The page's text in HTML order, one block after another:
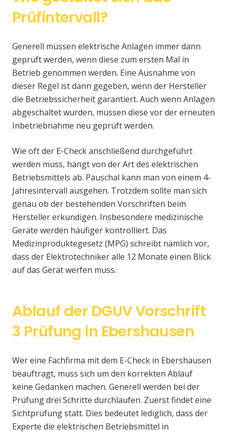
Prüfintervall?
Generell müssen elektrische Anlagen immer dann
geprüft werden, wenn diese zum ersten Mal in
Betrieb genommen werden. Eine Ausnahme von
dieser Regel ist dann gegeben, wenn der Hersteller
die Betriebssicherheit garantiert. Auch wenn Anlagen
abgeschaltet wurden, müssen diese vor der erneuten
Inbetriebnahme neu geprüft werden.
Wie oft der E-Check anschließend durchgeführt
werden muss, hängt von der Art des elektrischen
Betriebsmittels ab. Pauschal kann man von einem 4-
Jahresintervall ausgehen. Trotzdem sollte man sich
genau ob der bestehenden Vorschriften beim
Hersteller erkundigen. Insbesondere medizinische
Geräte werden häufiger kontrolliert. Das
Medizinproduktegesetz (MPG) schreibt nämlich vor,
dass der Elektrotechniker alle 12 Monate einen Blick
auf das Gerät werfen muss.
Ablauf der DGUV Vorschrift
3 Prüfung in Ebershausen
Wer eine Fachfirma mit dem E-Check in Ebershausen
beauftragt, muss sich um den korrekten Ablauf
keine Gedanken machen. Generell werden bei der
Prüfung drei Schritte durchlaufen. Zuerst findet eine
Sichtprüfung statt. Dies bedeutet lediglich, dass der
Experte die elektrischen Betriebsmittel in